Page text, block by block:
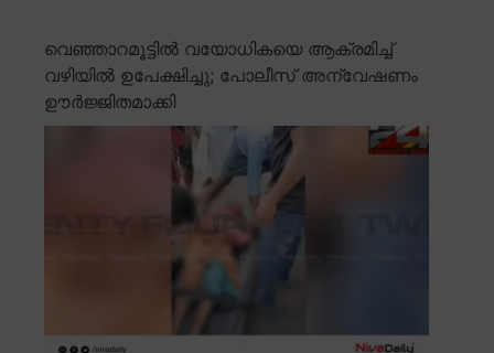
വെഞ്ഞാറമൂട്ടിൽ വയോധികയെ ആക്രമിച്ച്
വഴിയിൽ ഉപേക്ഷിച്ചു; പോലീസ് അന്വേഷണം
ഊർജ്ജിതമാക്കി